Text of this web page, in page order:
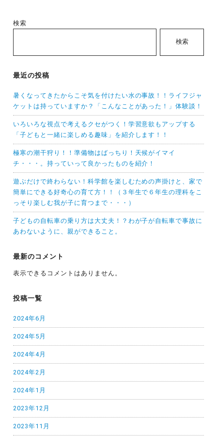
検索
検索
最近の投稿
暑くなってきたからこそ気を付けたい水の事故！！ライフジャ
ケットは持っていますか？「こんなことがあった！」体験談！
いろいろな視点で考えるクセがつく！学習意欲もアップする
「子どもと一緒に楽しめる趣味」を紹介します！！
極寒の潮干狩り！！準備物はばっちり！天候がイマイ
チ・・・。持っていって良かったものを紹介！
遊ぶだけで終わらない！科学館を楽しむための声掛けと、家で
簡単にできる好奇心の育て方！！（３年生で６年生の理科をこ
っそり楽しむ我が子に育つまで・・・）
子どもの自転車の乗り方は大丈夫！？わが子が自転車で事故に
あわないように、親ができること。
最新のコメント
表示できるコメントはありません。
投稿一覧
2024年6月
2024年5月
2024年4月
2024年2月
2024年1月
2023年12月
2023年11月